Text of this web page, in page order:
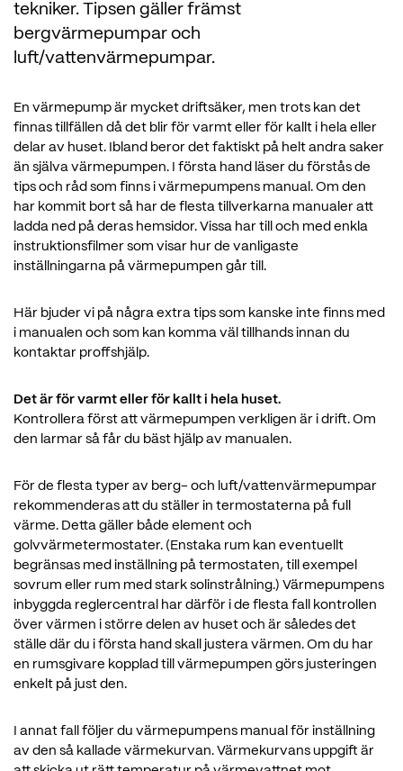
tekniker. Tipsen gäller främst
bergvärmepumpar och
luft/vattenvärmepumpar.
En värmepump är mycket driftsäker, men trots kan det
finnas tillfällen då det blir för varmt eller för kallt i hela eller
delar av huset. Ibland beror det faktiskt på helt andra saker
än själva värmepumpen. I första hand läser du förstås de
tips och råd som finns i värmepumpens manual. Om den
har kommit bort så har de flesta tillverkarna manualer att
ladda ned på deras hemsidor. Vissa har till och med enkla
instruktionsfilmer som visar hur de vanligaste
inställningarna på värmepumpen går till.
Här bjuder vi på några extra tips som kanske inte finns med
i manualen och som kan komma väl tillhands innan du
kontaktar proffshjälp.
Det är för varmt eller för kallt i hela huset.
Kontrollera först att värmepumpen verkligen är i drift. Om
den larmar så får du bäst hjälp av manualen.
För de flesta typer av berg- och luft/vattenvärmepumpar
rekommenderas att du ställer in termostaterna på full
värme. Detta gäller både element och
golvvärmetermostater. (Enstaka rum kan eventuellt
begränsas med inställning på termostaten, till exempel
sovrum eller rum med stark solinstrålning.) Värmepumpens
inbyggda reglercentral har därför i de flesta fall kontrollen
över värmen i större delen av huset och är således det
ställe där du i första hand skall justera värmen. Om du har
en rumsgivare kopplad till värmepumpen görs justeringen
enkelt på just den.
I annat fall följer du värmepumpens manual för inställning
av den så kallade värmekurvan. Värmekurvans uppgift är